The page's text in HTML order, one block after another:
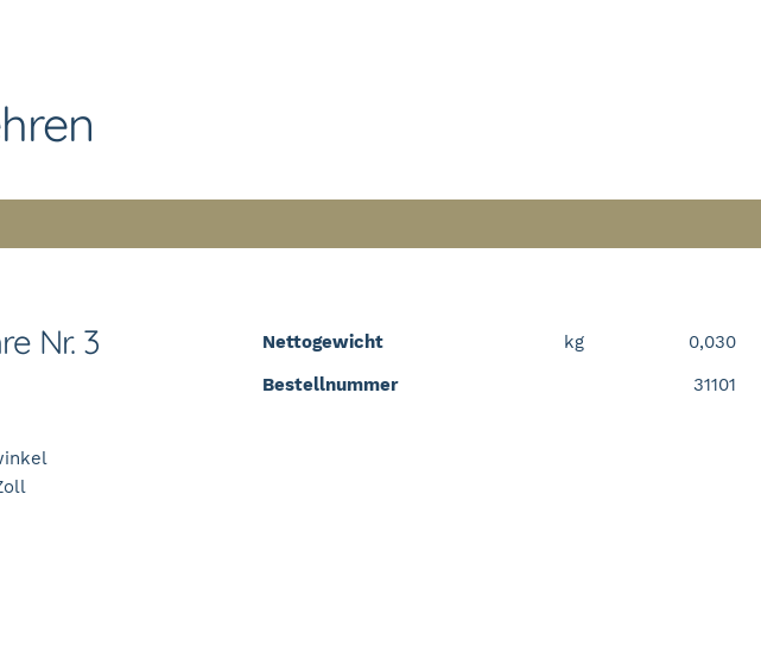
Nr. 3 Nettogewicht kg
0,030
Bestellnummer
31101